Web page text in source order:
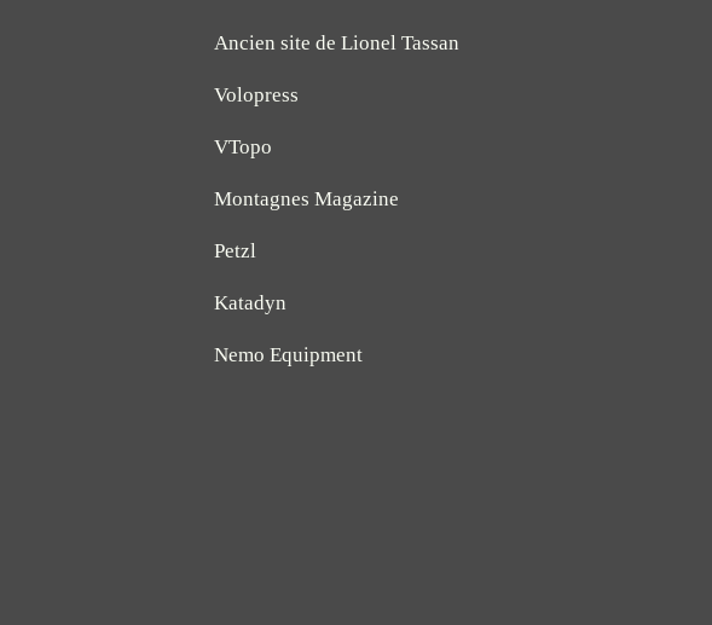
Ancien site de Lionel Tassan
Volopress
VTopo
Montagnes Magazine
Petzl
Katadyn
Nemo Equipment